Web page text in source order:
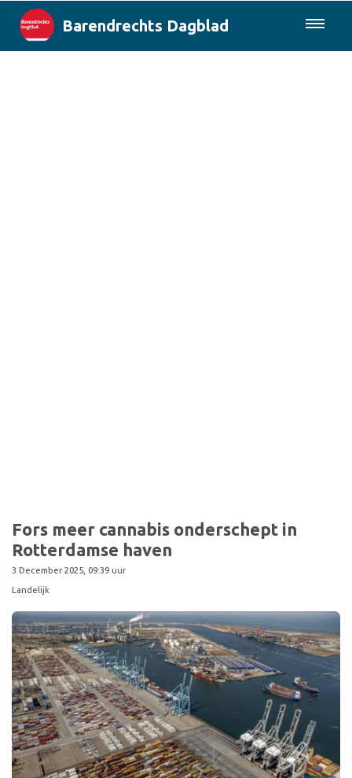
Barendrechts Dagblad
Fors meer cannabis onderschept in
Rotterdamse haven
3 December 2025, 09:39 uur
Landelijk